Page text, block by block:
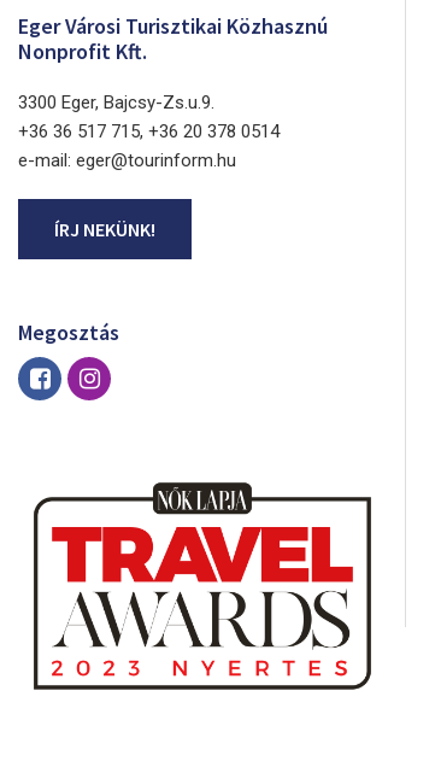
Eger Városi Turisztikai Közhasznú
Nonprofit Kft.
3300 Eger, Bajcsy-Zs.u.9.
+36 36 517 715, +36 20 378 0514
e-mail: eger@tourinform.hu
ÍRJ NEKÜNK!
Megosztás